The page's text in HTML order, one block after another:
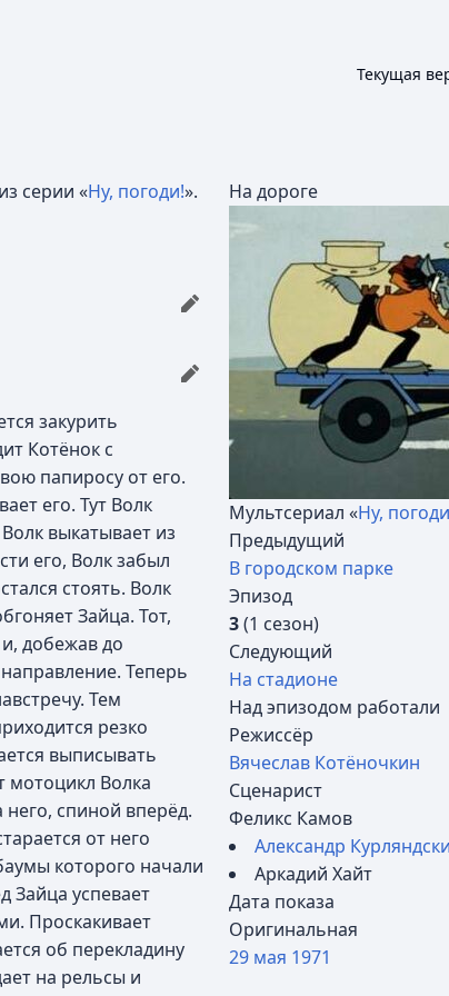
Просмотры
Читать
Текущая
На дороге
Мультсериал «Ну,
Предыдущий
В городском парке
Эпизод
3(1 сезон)
Следующий
На стадионе
Над эпизодом работали
Режиссёр
Вячеслав Котёночкин
Сценарист
Феликс Камов
Александр
Аркадий Хайт
Дата показа
Оригинальная
29 мая 1971
из серии «Ну, погоди!».
закурить
Котёнок с
папиросу от его.
его. Тут Волк
выкатывает из
его, Волк забыл
стоять. Волк
Зайца. Тот,
добежав до
Теперь
Тем
резко
выписывать
мотоцикл Волка
него, спиной вперёд.
от него
которого начали
Зайца успевает
Проскакивает
об перекладину
на рельсы и